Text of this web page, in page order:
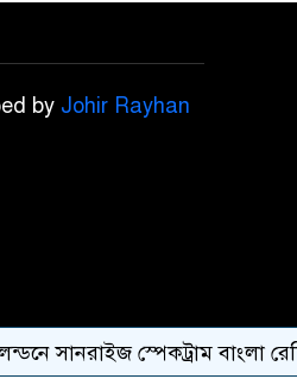
by Johir Rayhan
সানরাইজ স্পেকট্রাম বাংলা রেডিও